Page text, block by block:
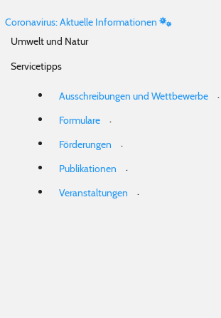
Coronavirus: Aktuelle Informationen
Umwelt und Natur
Servicetipps
Ausschreibungen und Wettbewerbe
.
Formulare
.
Förderungen
.
Publikationen
.
Veranstaltungen
.